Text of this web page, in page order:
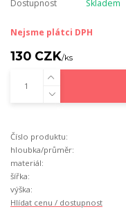
Dostupnost Skladem
Nejsme plátci DPH
130 CZK/ks
Číslo produktu:
hloubka/průměr:
materiál:
šířka:
výška:
Hlídat cenu / dostupnost